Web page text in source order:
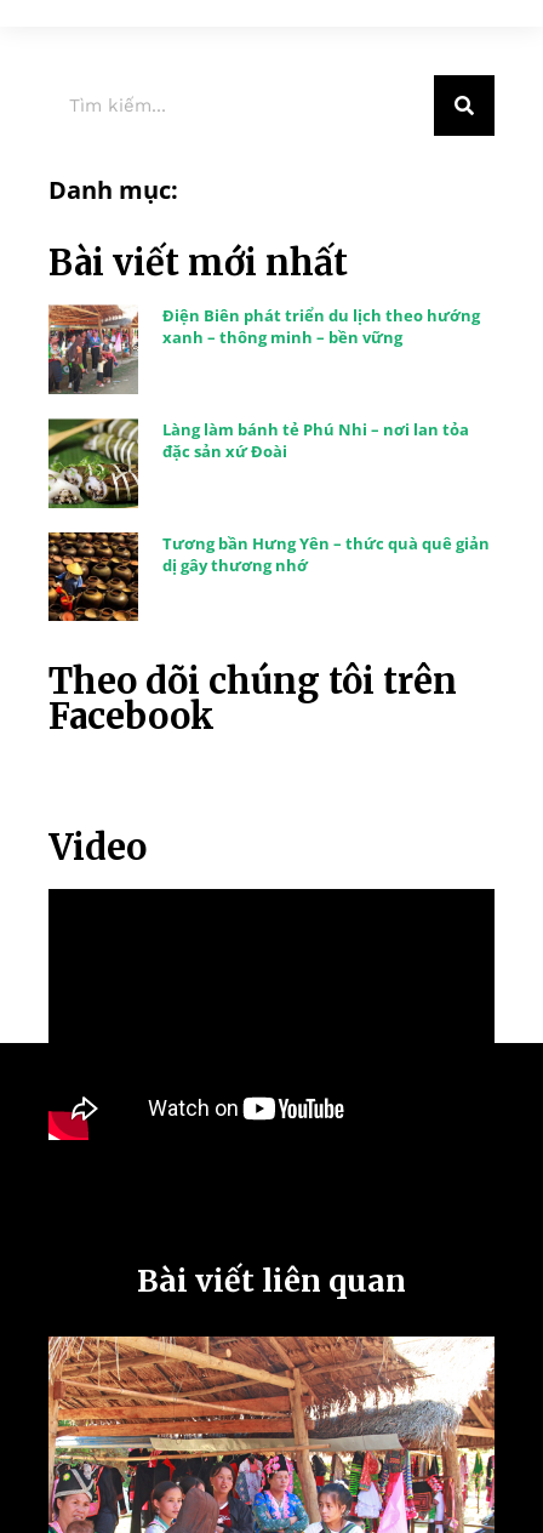
Danh mục:
Bài viết mới nhất
Điện Biên phát triển du lịch theo hướng
xanh – thông minh – bền vững
Làng làm bánh tẻ Phú Nhi – nơi lan tỏa
đặc sản xứ Đoài
Tương bần Hưng Yên – thức quà quê giản
dị gây thương nhớ
Theo dõi chúng tôi trên
Facebook
Video
Bài viết liên quan